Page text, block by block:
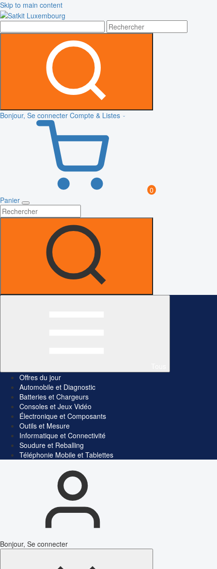
Skip to main content
Bonjour, Se connecter Compte & Listes
0
Panier
Offres du jour
Automobile et Diagnostic
Batteries et Chargeurs
Consoles et Jeux Vidéo
Électronique et Composants
Outils et Mesure
Informatique et Connectivité
Soudure et Reballing
Téléphonie Mobile et Tablettes
Bonjour, Se connecter